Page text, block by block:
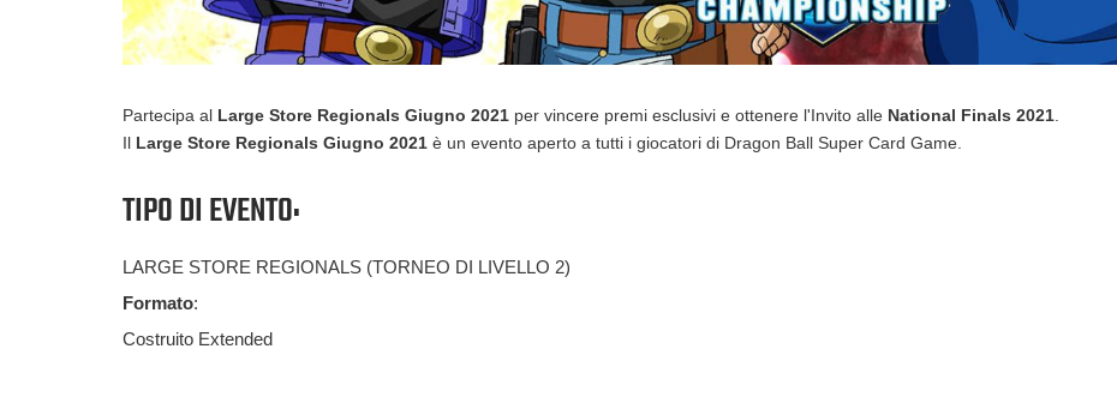
Partecipa al Large Store Regionals Giugno 2021 per vincere premi esclusivi e ottenere l'Invito alle National Finals 2021
Il Large Store Regionals Giugno 2021 è un evento aperto a tutti i giocatori di Dragon Ball Super Card Game.
TIPO DI EVENTO:
LARGE STORE REGIONALS (TORNEO DI LIVELLO 2)
Formato:
Costruito Extended